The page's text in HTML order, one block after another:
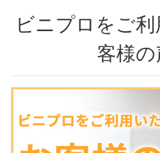
ビニプロをご
客様